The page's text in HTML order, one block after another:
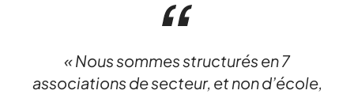
« Nous sommes structurés en 7
associations de secteur, et non d’école,